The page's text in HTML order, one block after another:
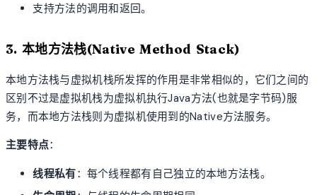
支持方法的调用和返回。
3. 本地方法栈(Native Method Stack)
本地方法栈与虚拟机栈所发挥的作用是非常相似的，它们之间的
区别不过是虚拟机栈为虚拟机执行Java方法(也就是字节码)服
务，而本地方法栈则为虚拟机使用到的Native方法服务。
主要特点：
线程私有：每个线程都有自己独立的本地方法栈。